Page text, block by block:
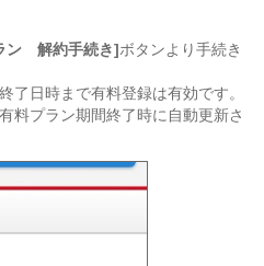
ン 解約手続き]ボタンより手続き
了日時まで有料登録は有効です。
料プラン期間終了時に自動更新さ